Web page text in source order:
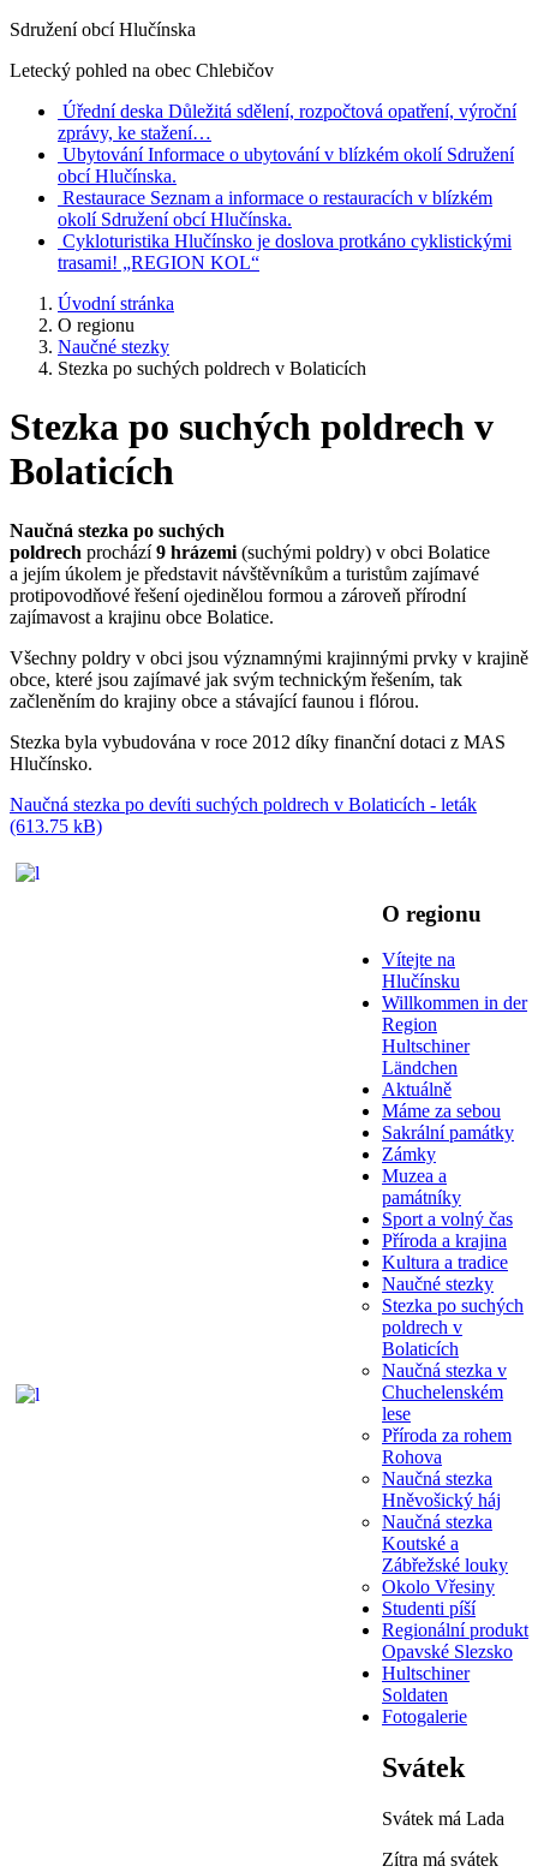
Sdružení obcí Hlučínska
Letecký pohled na obec Chlebičov
Úřední deska Důležitá sdělení, rozpočtová opatření, výroční
zprávy, ke stažení…
Ubytování Informace o ubytování v blízkém okolí Sdružení
obcí Hlučínska.
Restaurace Seznam a informace o restauracích v blízkém
okolí Sdružení obcí Hlučínska.
Cykloturistika Hlučínsko je doslova protkáno cyklistickými
trasami! „REGION KOL“
Úvodní stránka
O regionu
Naučné stezky
Stezka po suchých poldrech v Bolaticích
Stezka po suchých poldrech v
Bolaticích
Naučná stezka po suchých
poldrech prochází9 hrázemi (suchými poldry) v obci Bolatice
a jejím úkolem je představit návštěvníkům a turistům zajímavé
protipovodňové řešení ojedinělou formou a zároveň přírodní
zajímavost a krajinu obce Bolatice.
Všechny poldry v obci jsou významnými krajinnými prvky v krajině
obce, které jsou zajímavé jak svým technickým řešením, tak
začleněním do krajiny obce a stávající faunou i flórou.
Stezka byla vybudována v roce 2012 díky finanční dotaci z MAS
Hlučínsko.
Naučná stezka po devíti suchých poldrech v Bolaticích - leták
(613.75 kB)
O regionu
Vítejte na
Hlučínsku
Willkommen in der
Region
Hultschiner
Ländchen
Aktuálně
Máme za sebou
Sakrální památky
Zámky
Muzea a
památníky
Sport a volný čas
Příroda a krajina
Kultura a tradice
Naučné stezky
Stezka po suchých
poldrech v
Bolaticích
Naučná stezka v
Chuchelenském
lese
Příroda za rohem
Rohova
Naučná stezka
Hněvošický háj
Naučná stezka
Koutské a
Zábřežské louky
Okolo Vřesiny
Studenti píší
Regionální produkt
Opavské Slezsko
Hultschiner
Soldaten
Fotogalerie
Svátek
Svátek má Lada
Zítra má svátek